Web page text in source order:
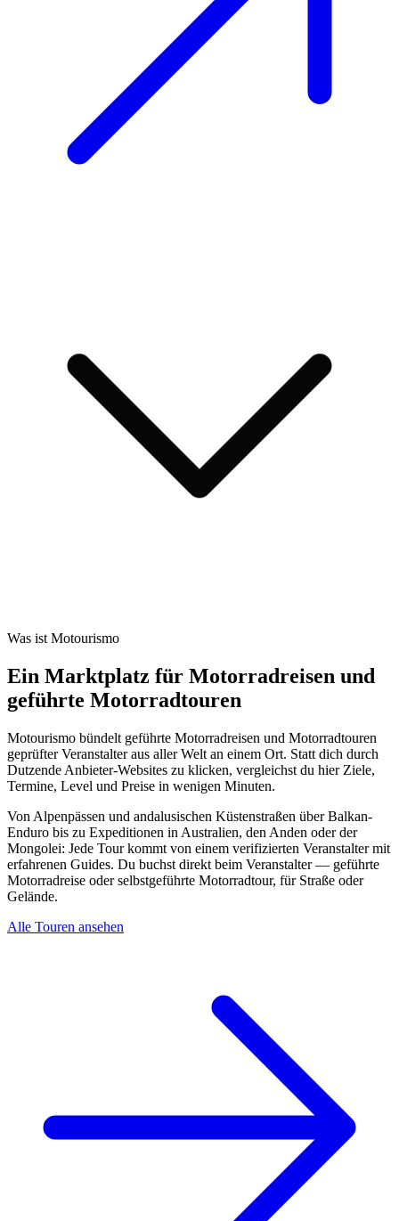
Was ist Motourismo
Ein Marktplatz für Motorradreisen und
geführte Motorradtouren
Motourismo bündelt geführte Motorradreisen und Motorradtouren
geprüfter Veranstalter aus aller Welt an einem Ort. Statt dich durch
Dutzende Anbieter-Websites zu klicken, vergleichst du hier Ziele,
Termine, Level und Preise in wenigen Minuten.
Von Alpenpässen und andalusischen Küstenstraßen über Balkan-
Enduro bis zu Expeditionen in Australien, den Anden oder der
Mongolei: Jede Tour kommt von einem verifizierten Veranstalter mit
erfahrenen Guides. Du buchst direkt beim Veranstalter — geführte
Motorradreise oder selbstgeführte Motorradtour, für Straße oder
Gelände.
Alle Touren ansehen